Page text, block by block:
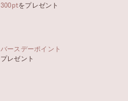
300ptをプレゼント
バースデーポイント
プレゼント